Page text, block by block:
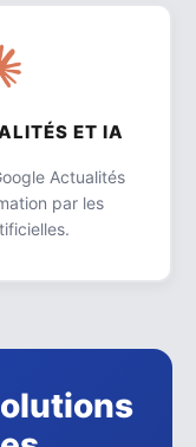
ET IA
Actualités
par les